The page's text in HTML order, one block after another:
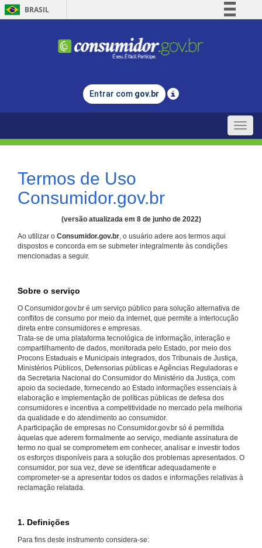
BRASIL
Comunica BR
Legislação
Entrar com gov.br
Toggle
Termos de Uso
Consumidor.gov.br
(versão atualizada em 8 de junho de 2022)
Ao utilizar o Consumidor.gov.br, o usuário adere aos termos aqui
dispostos e concorda em se submeter integralmente às condições
mencionadas a seguir.
Sobre o serviço
O Consumidor.gov.br é um serviço público para solução alternativa de
conflitos de consumo por meio da internet, que permite a interlocução
direta entre consumidores e empresas.
Trata-se de uma plataforma tecnológica de informação, interação e
compartilhamento de dados, monitorada pelo Estado, por meio dos
Procons Estaduais e Municipais integrados, dos Tribunais de Justiça,
Ministérios Públicos, Defensorias públicas e Agências Reguladoras e
da Secretaria Nacional do Consumidor do Ministério da Justiça, com
apoio da sociedade, fornecendo ao Estado informações essenciais à
elaboração e implementação de políticas públicas de defesa dos
consumidores e incentiva a competitividade no mercado pela melhoria
da qualidade e do atendimento ao consumidor.
A participação de empresas no Consumidor.gov.br só é permitida
àquelas que aderem formalmente ao serviço, mediante assinatura de
termo no qual se comprometem em conhecer, analisar e investir todos
os esforços disponíveis para a solução dos problemas apresentados. O
consumidor, por sua vez, deve se identificar adequadamente e
comprometer-se a apresentar todos os dados e informações relativas à
reclamação relatada.
1. Definições
Para fins deste instrumento considera-se: